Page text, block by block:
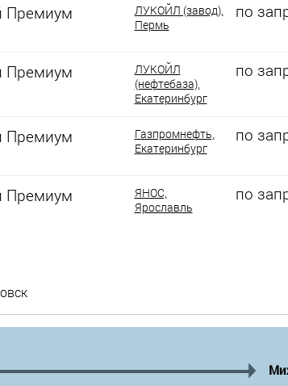
Премиум
ЛУКОЙЛ (завод),
Пермь
по
Премиум
ЛУКОЙЛ
(нефтебаза),
Екатеринбург
по
Премиум
Газпромнефть,
Екатеринбург
по
Премиум
ЯНОС,
Ярославль
по